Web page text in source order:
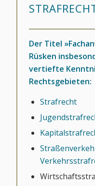
Der Titel
Rüsken
vertiefte
Rechtsgebieten:
Strafrecht